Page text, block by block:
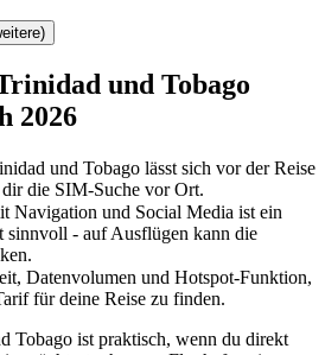
und Tobago
2026
und Tobago lässt sich vor der Reise
die SIM-Suche vor Ort.
Navigation und Social Media ist ein
sinnvoll - auf Ausflügen kann die
Datenvolumen und Hotspot-Funktion,
für deine Reise zu finden.
Tobago ist praktisch, wenn du direkt